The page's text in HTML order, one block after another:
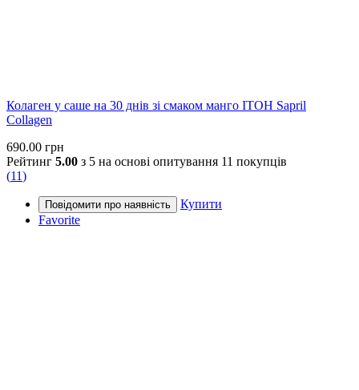
Колаген у саше на 30 днів зі смаком манго ITOH Sapril
Collagen
690.00 грн
Рейтинг 5.00 з 5 на основі опитування 11 покупців
(11)
Купити
Favorite